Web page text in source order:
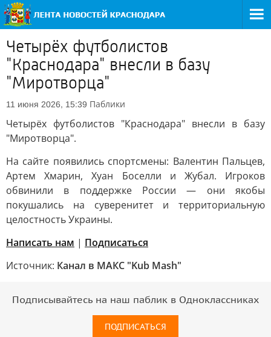
Четырёх футболистов
"Краснодара" внесли в базу
"Миротворца"
11 июня 2026, 15:39 Паблики
Четырёх футболистов "Краснодара" внесли в базу
"Миротворца".
На сайте появились спортсмены: Валентин Пальцев,
Артем Хмарин, Хуан Боселли и Жубал. Игроков
обвинили в поддержке России — они якобы
покушались на суверенитет и территориальную
целостность Украины.
Написать нам | Подписаться
Источник: Канал в МАКС "Kub Mash"
Подписывайтесь на наш паблик в Одноклассниках
ПОДПИСАТЬСЯ